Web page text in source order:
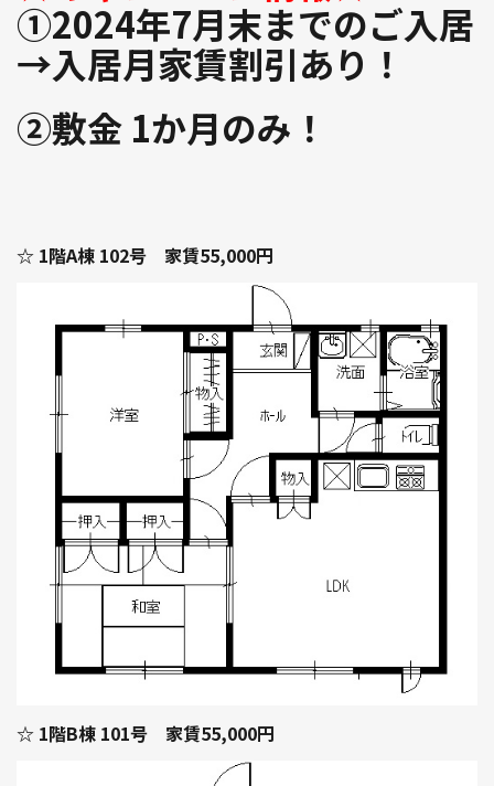
①2024年7月末までのご入居
→入居月家賃割引あり！
②敷金 1か月のみ！
☆ 1階A棟 102号 家賃55,000円
☆ 1階B棟 101号 家賃55,000円